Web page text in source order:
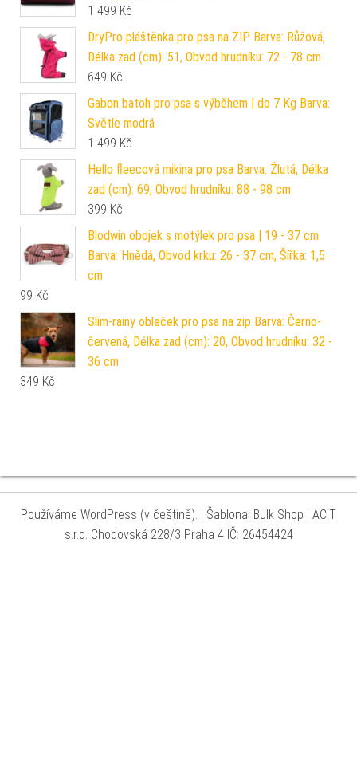
1 499 Kč
DryPro pláštěnka pro psa na ZIP Barva: Růžová,
Délka zad (cm): 51, Obvod hrudníku: 72 - 78 cm
649 Kč
Gabon batoh pro psa s výběhem | do 7 Kg Barva:
Světle modrá
1 499 Kč
Hello fleecová mikina pro psa Barva: Žlutá, Délka
zad (cm): 69, Obvod hrudníku: 88 - 98 cm
399 Kč
Blodwin obojek s motýlek pro psa | 19 - 37 cm
Barva: Hnědá, Obvod krku: 26 - 37 cm, Šířka: 1,5
cm
99 Kč
Slim-rainy obleček pro psa na zip Barva: Černo-
červená, Délka zad (cm): 20, Obvod hrudníku: 32 -
36 cm
349 Kč
Používáme WordPress (v češtině). | Šablona: Bulk Shop | ACIT
s.r.o. Chodovská 228/3 Praha 4 IČ: 26454424